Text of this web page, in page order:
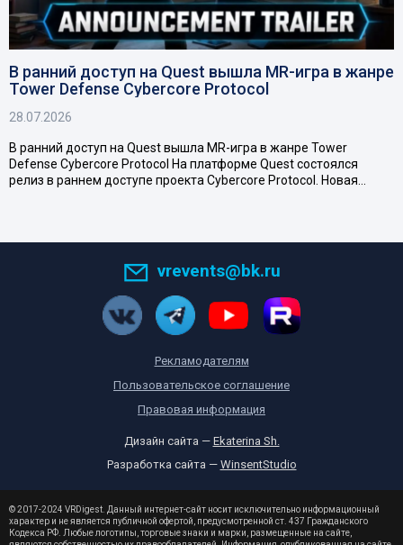
В ранний доступ на Quest вышла MR-игра в жанре
Tower Defense Cybercore Protocol
28.07.2026
В ранний доступ на Quest вышла MR-игра в жанре Tower
Defense Cybercore Protocol На платформе Quest состоялся
релиз в раннем доступе проекта Cybercore Protocol. Новая…
vrevents@bk.ru
Рекламодателям
Пользовательское соглашение
Правовая информация
Дизайн сайта — Ekaterina Sh.
Разработка сайта — WinsentStudio
© 2017-2024 VRDigest. Данный интернет-сайт носит исключительно информационный
характер и не является публичной офертой, предусмотренной ст. 437 Гражданского
Кодекса РФ. Любые логотипы, торговые знаки и марки, размещенные на сайте,